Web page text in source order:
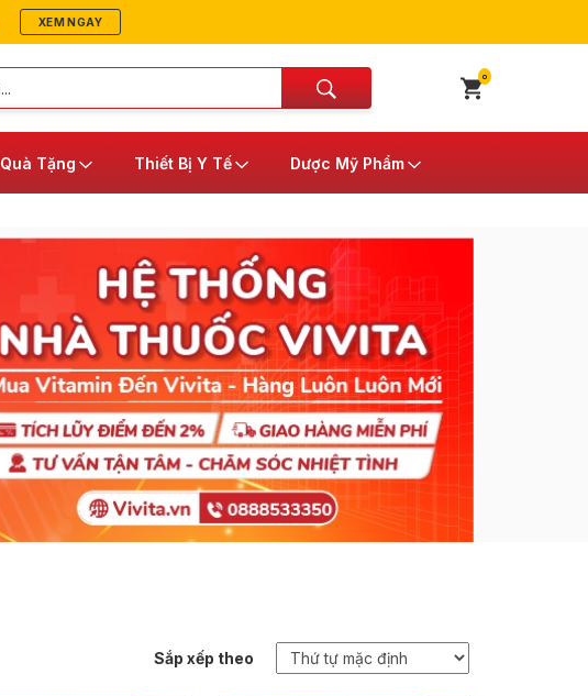
XEM NGAY
0
Quà Tặng Thiết Bị Y Tế Dược Mỹ Phẩm
Sắp xếp theo